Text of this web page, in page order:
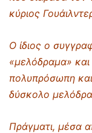
κύριος
Ο ίδιος ο
«μελόδραμα»
πολυπρόσωπη και
δύσκολο
Πράγματι, μέσα